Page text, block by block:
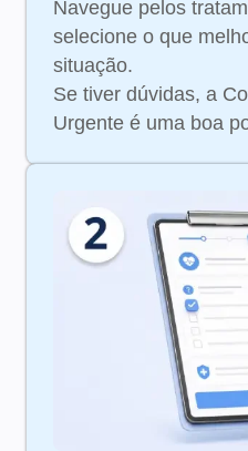
Navegue pelos
selecione o que
situação.
Se tiver dúvidas, a
Urgente é uma boa